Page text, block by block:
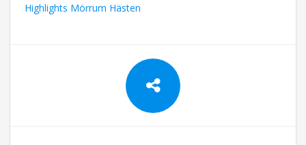
Highlights Mörrum Hästen